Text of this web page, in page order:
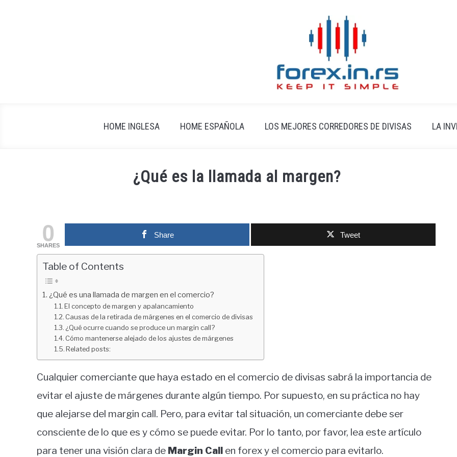
HOME INGLESA HOME ESPAÑOLA LOS MEJORES CORREDORES DE DIVISAS LA
¿Qué es la llamada al margen?
in
Educación
financiera
0
SHARES
Share Tweet
Table of Contents
¿Qué es una llamada de margen en el comercio?
El concepto de margen y apalancamiento
Causas de la retirada de márgenes en el comercio de divisas
¿Qué ocurre cuando se produce un margin call?
Cómo mantenerse alejado de los ajustes de márgenes
Related posts:
Cualquier comerciante que haya estado en el comercio de divisas sabrá la importancia de
evitar el ajuste de márgenes durante algún tiempo. Por supuesto, en su práctica no hay
que alejarse del margin call. Pero, para evitar tal situación, un comerciante debe ser
consciente de lo que es y cómo se puede evitar. Por lo tanto, por favor, lea este artículo
para tener una visión clara de Margin Call en forex y el comercio para evitarlo.